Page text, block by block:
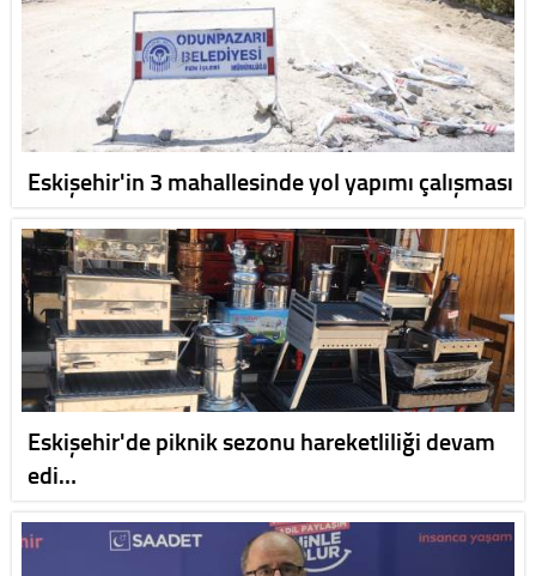
Eskişehir'in 3 mahallesinde yol yapımı çalışması
Eskişehir'de piknik sezonu hareketliliği devam
edi…